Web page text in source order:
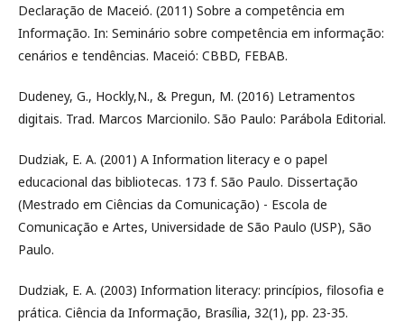
Declaração de Maceió. (2011) Sobre a competência em
Informação. In: Seminário sobre competência em informação:
cenários e tendências. Maceió: CBBD, FEBAB.
Dudeney, G., Hockly,N., & Pregun, M. (2016) Letramentos
digitais. Trad. Marcos Marcionilo. São Paulo: Parábola Editorial.
Dudziak, E. A. (2001) A Information literacy e o papel
educacional das bibliotecas. 173 f. São Paulo. Dissertação
(Mestrado em Ciências da Comunicação) - Escola de
Comunicação e Artes, Universidade de São Paulo (USP), São
Paulo.
Dudziak, E. A. (2003) Information literacy: princípios, filosofia e
prática. Ciência da Informação, Brasília, 32(1), pp. 23-35.